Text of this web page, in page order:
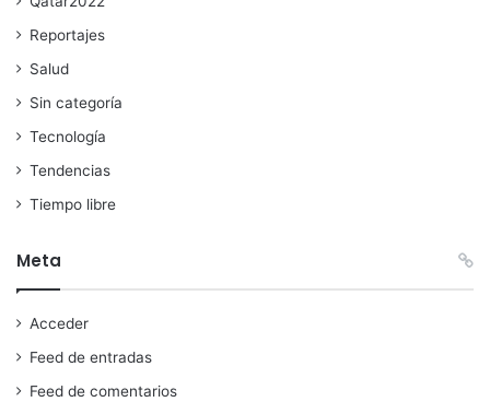
Reportajes
Salud
Sin categoría
Tecnología
Tendencias
Tiempo libre
Meta
Acceder
Feed de entradas
Feed de comentarios